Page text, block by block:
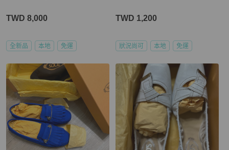
TWD 8,000
全新品 本地 免運
TWD 1,200
狀況尚可 本地 免運